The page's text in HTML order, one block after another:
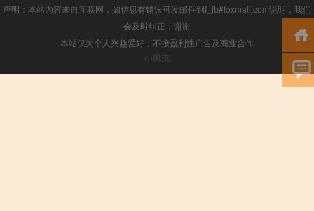
声明：本站内容来自互联网，如信息有错误可发邮件到f_fb#foxmail.com说明，我们
会及时纠正，谢谢
本站仅为个人兴趣爱好，不接盈利性广告及商业合作
小男孩